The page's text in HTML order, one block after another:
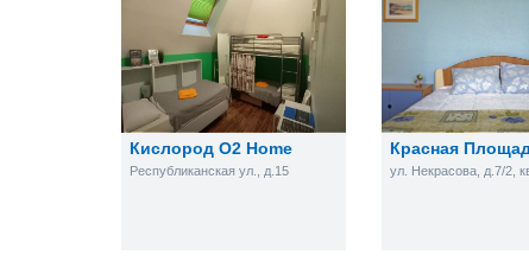
Кислород O2 Home
Республиканская ул., д.15
Красная
ул. Некрасова, д.7/2,